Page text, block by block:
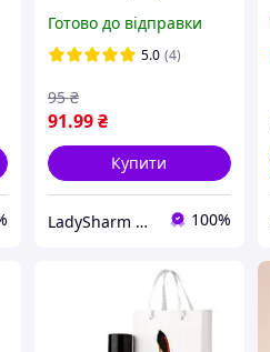
жіночі
Готово до відправки
5.0 (4)
91.99 ₴
95 ₴
Купити
LadySharm parfum-opt 100%